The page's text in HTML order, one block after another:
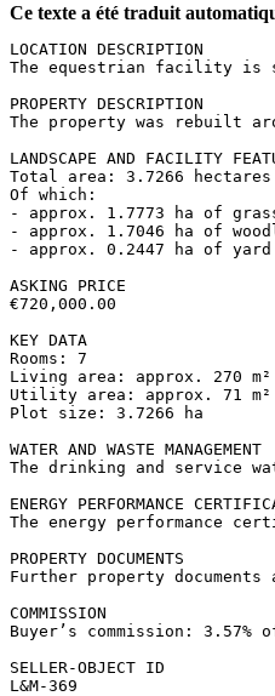
Ce texte a été traduit
LOCATION DESCRIPTION
The equestrian facility is
PROPERTY DESCRIPTION
The property was rebuilt
LANDSCAPE AND FACILITY
Total area: 3.7266
Of which:
- approx. 1.7773 ha of
- approx. 1.7046 ha of
- approx. 0.2447 ha of
ASKING PRICE
€720,000.00
KEY DATA
Rooms: 7
Living area: approx. 270
Utility area: approx. 71
Plot size: 3.7266 ha
WATER AND WASTE MANAGEMENT
The drinking and service
ENERGY PERFORMANCE
The energy performance
PROPERTY DOCUMENTS
Further property
COMMISSION
Buyer’s commission:
SELLER-OBJECT ID
L&M-369